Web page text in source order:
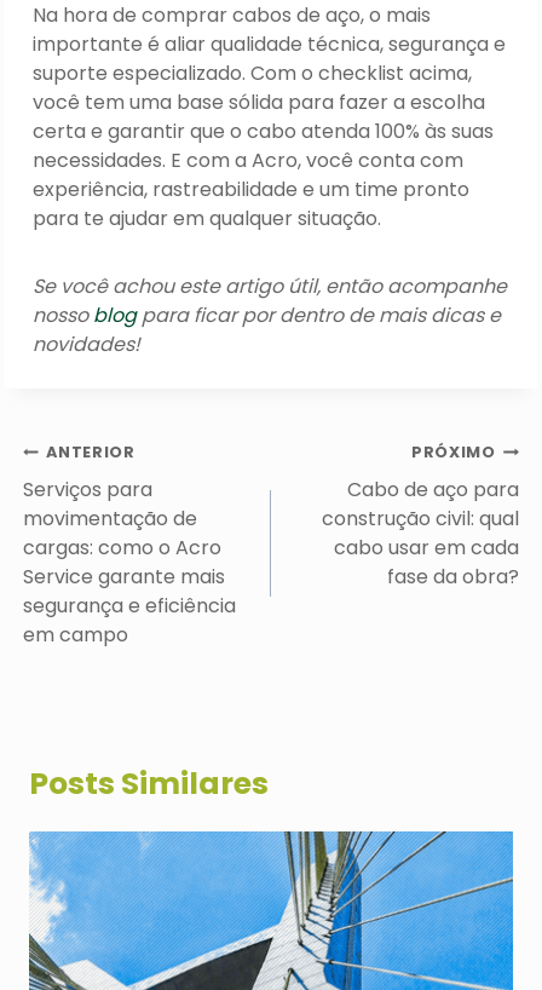
Na hora de comprar cabos de aço, o mais
importante é aliar qualidade técnica, segurança e
suporte especializado. Com o checklist acima,
você tem uma base sólida para fazer a escolha
certa e garantir que o cabo atenda 100% às suas
necessidades. E com a Acro, você conta com
experiência, rastreabilidade e um time pronto
para te ajudar em qualquer situação.
Se você achou este artigo útil, então acompanhe
nossoblogpara ficar por dentro de mais dicas e
novidades!
Navegação
de
Post
ANTERIOR
Serviços para
movimentação de
cargas: como o Acro
Service garante mais
segurança e eficiência
em campo
PRÓXIMO
Cabo de aço para
construção civil: qual
cabo usar em cada
fase da obra?
Posts Similares